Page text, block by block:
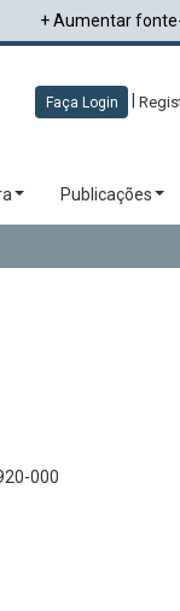
+ Aumentar fonte
Faça Login
Publicações
000